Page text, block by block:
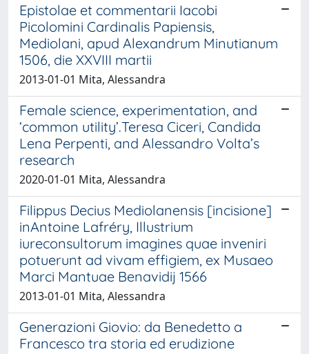
Epistolae et commentarii Iacobi
Picolomini Cardinalis Papiensis,
Mediolani, apud Alexandrum Minutianum
1506, die XXVIII martii
2013-01-01 Mita, Alessandra
Female science, experimentation, and
‘common utility’.Teresa Ciceri, Candida
Lena Perpenti, and Alessandro Volta’s
research
2020-01-01 Mita, Alessandra
Filippus Decius Mediolanensis [incisione]
inAntoine Lafréry, Illustrium
iureconsultorum imagines quae inveniri
potuerunt ad vivam effigiem, ex Musaeo
Marci Mantuae Benavidij 1566
2013-01-01 Mita, Alessandra
Generazioni Giovio: da Benedetto a
Francesco tra storia ed erudizione